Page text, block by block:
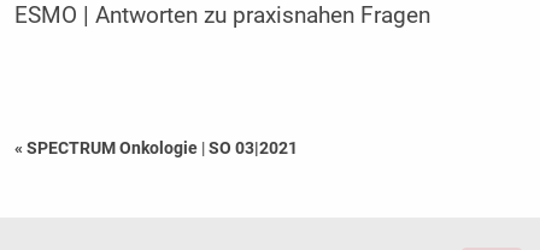
ESMO | Antworten zu praxisnahen Fragen
« SPECTRUM Onkologie |SO 03|2021